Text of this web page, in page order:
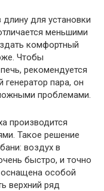
для установки
меньшими
комфортный
Чтобы
рекомендуется
генератор пара, он
проблемами.
производится
Такое решение
воздух в
быстро, и точно
особой
верхний ряд